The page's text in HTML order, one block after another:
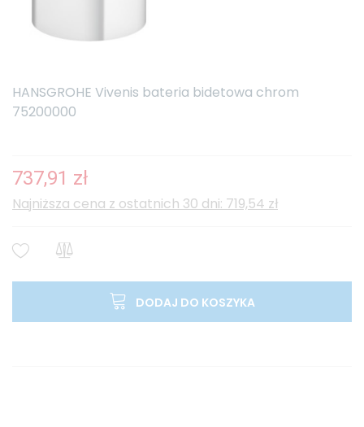
HANSGROHE Vivenis bateria bidetowa chrom
75200000
737,91 zł
Najniższa cena z ostatnich 30 dni: 719,54 zł
DODAJ DO KOSZYKA